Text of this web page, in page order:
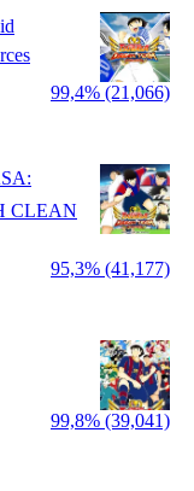
99,4% (21,066)
CLEAN
95,3% (41,177)
99,8% (39,041)